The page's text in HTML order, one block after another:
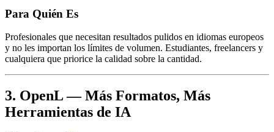
Para Quién Es
Profesionales que necesitan resultados pulidos en idiomas europeos
y no les importan los límites de volumen. Estudiantes, freelancers y
cualquiera que priorice la calidad sobre la cantidad.
3. OpenL — Más Formatos, Más
Herramientas de IA